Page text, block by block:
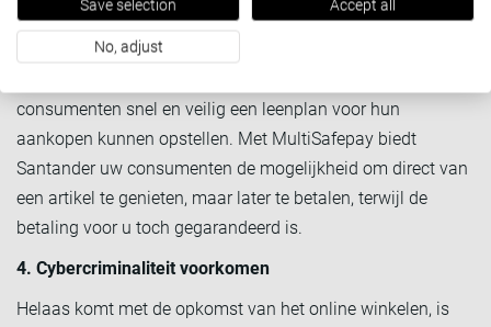
aantrekkelijke optie voor uw consumenten, met name voor
bestelwaarden tot € 8.000.
consumenten snel en veilig een leenplan voor hun
aankopen kunnen opstellen. Met MultiSafepay biedt
Santander uw consumenten de mogelijkheid om direct van
een artikel te genieten, maar later te betalen, terwijl de
betaling voor u toch gegarandeerd is.
4. Cybercriminaliteit voorkomen
Helaas komt met de opkomst van het online winkelen, is
Save selection Accept all
No, adjust